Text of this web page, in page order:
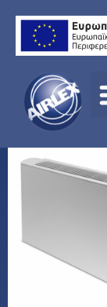
Αρχική σελίδα
HEAT